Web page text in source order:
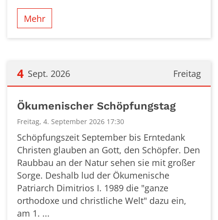
Mehr
Freitag
4 Sept. 2026
Ökumenischer Schöpfungstag
Freitag, 4. September 2026 17:30
Schöpfungszeit September bis Erntedank
Christen glauben an Gott, den Schöpfer. Den
Raubbau an der Natur sehen sie mit großer
Sorge. Deshalb lud der Ökumenische
Patriarch Dimitrios I. 1989 die "ganze
orthodoxe und christliche Welt" dazu ein,
am 1. ...